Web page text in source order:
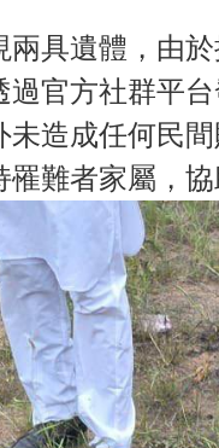
具遺體，由
官方社群平
造成任何民
難者家屬，協